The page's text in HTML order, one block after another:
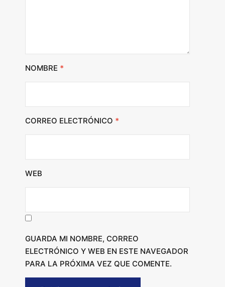
NOMBRE *
CORREO ELECTRÓNICO *
WEB
GUARDA MI NOMBRE, CORREO
ELECTRÓNICO Y WEB EN ESTE NAVEGADOR
PARA LA PRÓXIMA VEZ QUE COMENTE.